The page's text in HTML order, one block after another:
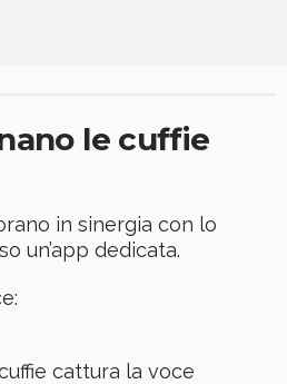
le cuffie
in sinergia con lo
un’app dedicata.
cattura la voce